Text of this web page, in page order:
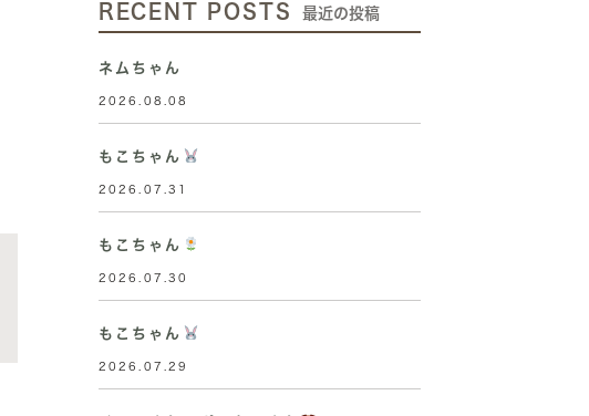
RECENT POSTS 最近の投稿
ネムちゃん
2026.08.08
もこちゃん
2026.07.31
もこちゃん
2026.07.30
もこちゃん
2026.07.29